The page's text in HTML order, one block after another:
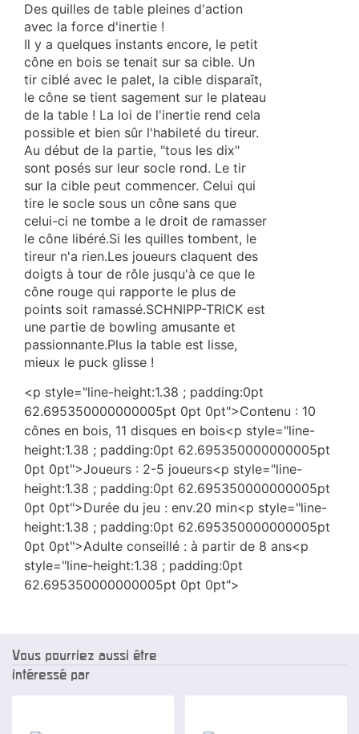
Des quilles de table pleines d'action
avec la force d'inertie !
Il y a quelques instants encore, le petit
cône en bois se tenait sur sa cible. Un
tir ciblé avec le palet, la cible disparaît,
le cône se tient sagement sur le plateau
de la table ! La loi de l'inertie rend cela
possible et bien sûr l'habileté du tireur.
Au début de la partie, "tous les dix"
sont posés sur leur socle rond. Le tir
sur la cible peut commencer. Celui qui
tire le socle sous un cône sans que
celui-ci ne tombe a le droit de ramasser
le cône libéré.Si les quilles tombent, le
tireur n'a rien.Les joueurs claquent des
doigts à tour de rôle jusqu'à ce que le
cône rouge qui rapporte le plus de
points soit ramassé.SCHNIPP-TRICK est
une partie de bowling amusante et
passionnante.Plus la table est lisse,
mieux le puck glisse !
<p style="line-height:1.38 ; padding:0pt
62.695350000000005pt 0pt 0pt">Contenu : 10
cônes en bois, 11 disques en bois<p style="line-
height:1.38 ; padding:0pt 62.695350000000005pt
0pt 0pt">Joueurs : 2-5 joueurs<p style="line-
height:1.38 ; padding:0pt 62.695350000000005pt
0pt 0pt">Durée du jeu : env.20 min<p style="line-
height:1.38 ; padding:0pt 62.695350000000005pt
0pt 0pt">Adulte conseillé : à partir de 8 ans<p
style="line-height:1.38 ; padding:0pt
62.695350000000005pt 0pt 0pt">
Vous pourriez aussi être
intéressé par